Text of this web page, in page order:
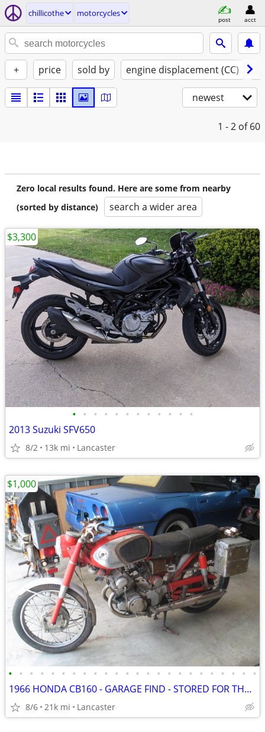
chillicothe motorcycles
post acct
+ price sold by engine displacement (CC)
newest
1 - 2 of 60
Zero local results found. Here are some from nearby
(sorted by distance)
search a wider area
• • • • • • • • • • • •
2013 Suzuki SFV650
8/2 13k mi Lancaster
$3,300
• • • • • • • • • • • • • • • • • • • • • • • •
1966 HONDA CB160 - GARAGE FIND - STORED FOR THE PAST 35 YEARS
8/6 21k mi Lancaster
$1,000